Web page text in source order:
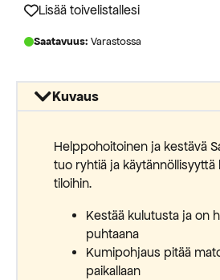
80cm
määrä
Lisää toivelistallesi
Saatavuus: Varastossa
Kuvaus
Helppohoitoinen ja kestävä
tuo ryhtiä ja käytännöllisyyttä
tiloihin.
Kestää kulutusta ja on
puhtaana
Kumipohjaus pitää
paikallaan